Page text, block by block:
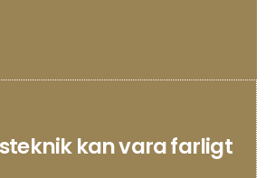
kan vara farligt